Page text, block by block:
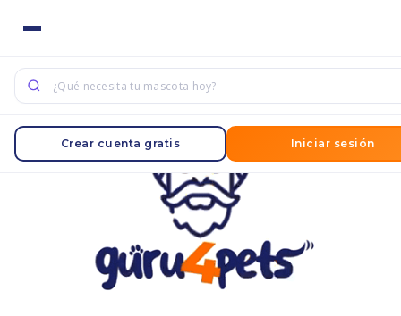
Crear cuenta gratis Iniciar sesión